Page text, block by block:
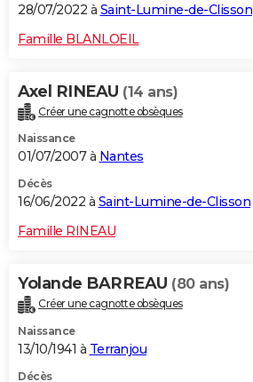
28/07/2022 à Saint-Lumine-de-Clisson
Famille BLANLOEIL
Axel RINEAU (14 ans)
Créer une cagnotte obsèques
Naissance
01/07/2007 à Nantes
Décès
16/06/2022 à Saint-Lumine-de-Clisson
Famille RINEAU
Yolande BARREAU (80 ans)
Créer une cagnotte obsèques
Naissance
13/10/1941 à Terranjou
Décès